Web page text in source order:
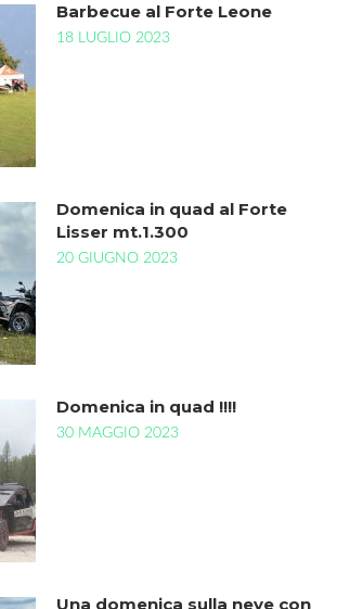
Barbecue al Forte Leone
18 LUGLIO 2023
Domenica in quad al Forte
Lisser mt.1.300
20 GIUGNO 2023
Domenica in quad !!!!
30 MAGGIO 2023
Una domenica sulla neve con